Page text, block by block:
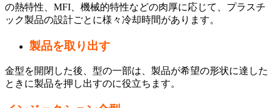
の熱特性、MFI、機械的特性などの肉厚に応じて、プラスチ
ック製品の設計ごとに様々冷却時間があります。
製品を取り出す
金型を開閉した後、型の一部は、製品が希望の形状に達した
ときに製品を押し出すのに役立ちます。